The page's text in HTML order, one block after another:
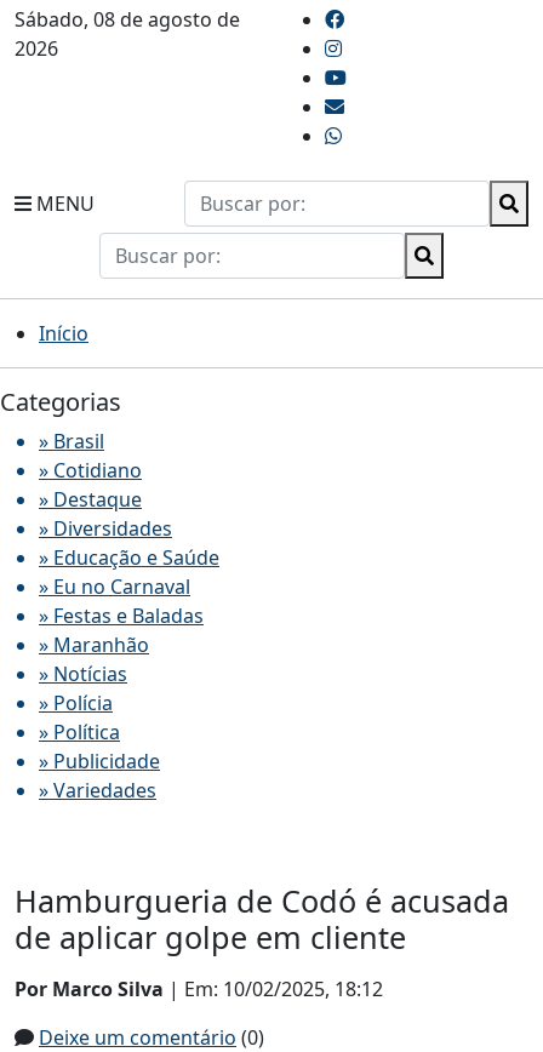
Sábado, 08 de agosto de
2026
MENU
Início
Categorias
» Brasil
» Cotidiano
» Destaque
» Diversidades
» Educação e Saúde
» Eu no Carnaval
» Festas e Baladas
» Maranhão
» Notícias
» Polícia
» Política
» Publicidade
» Variedades
Hamburgueria de Codó é acusada
de aplicar golpe em cliente
Por Marco Silva | Em: 10/02/2025, 18:12
Deixe um comentário (0)